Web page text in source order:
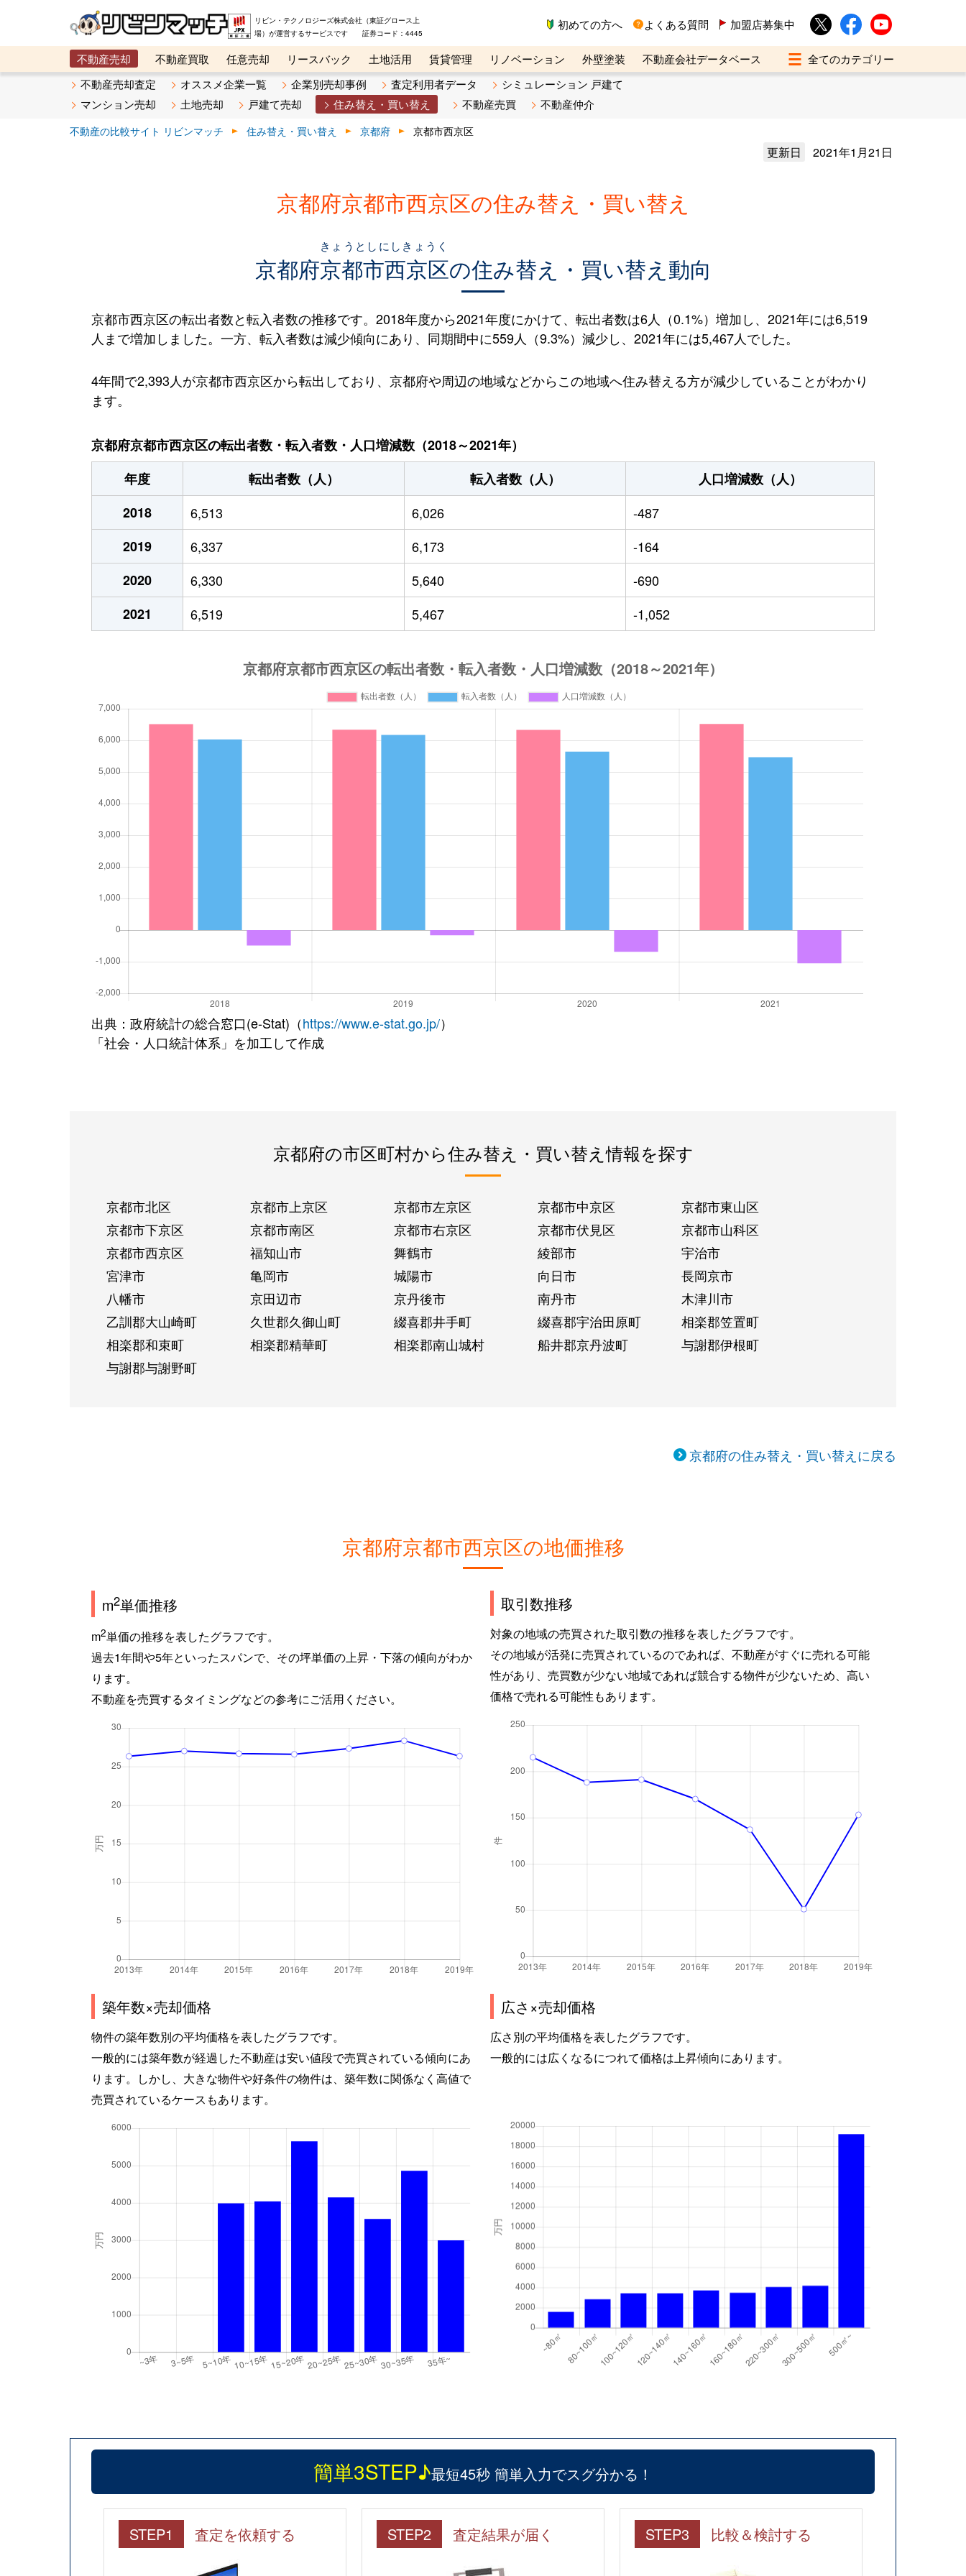
リビン・テクノロジーズ株式会社（東証グロース上
場）が運営するサービスです 証券コード：4445
初めての方へ よくある質問 加盟店募集中
不動産売却 不動産買取 任意売却 リースバック 土地活用 賃貸管理 リノベーション 外壁塗装
不動産会社データベース
メタ住宅展示場
ベスト不動産カンパニー オンライン講座 リビンマガジンBiz 不動産売却ご相談デスク
不動産売却査定 オススメ企業一覧 企業別売却事例 査定利用者データ
シミュレーション 戸建て
マンション売却
土地売却 戸建て売却 住み替え・買い替え 不動産売買 不動産仲介
不動産の比較サイト リビンマッチ 住み替え・買い替え 京都府 京都市西京区
更新日 2021年1月21日
京都府京都市西京区の住み替え・買い替え
京都府京都市西京区
きょうとしにしきょうく
の住み替え・買い替え動向
京都市西京区の転出者数と転入者数の推移です。2018年度から2021年度にかけて、転出者数は6人（0.1%）増加し、2021年には6,519
人まで増加しました。一方、転入者数は減少傾向にあり、同期間中に559人（9.3%）減少し、2021年には5,467人でした。
4年間で2,393人が京都市西京区から転出しており、京都府や周辺の地域などからこの地域へ住み替える方が減少していることがわかり
ます。
京都府京都市西京区の転出者数・転入者数・人口増減数（2018～2021年）
年度
転出者数（人） 転入者数（人）
人口増減数（人）
2018
6,513 6,026
-487
2019
6,337 6,173
-164
2020
6,330 5,640
-690
2021
6,519 5,467 -1,052
出典：政府統計の総合窓口(e-Stat)（https://www.e-stat.go.jp/）
「社会・人口統計体系」を加工して作成
京都府の市区町村から住み替え・買い替え情報を探す
京都市北区 京都市上京区 京都市左京区 京都市中京区
京都市東山区
京都市下京区
京都市南区 京都市右京区 京都市伏見区
京都市山科区
京都市西京区
福知山市 舞鶴市 綾部市
宇治市
宮津市
亀岡市 城陽市 向日市
長岡京市
八幡市
京田辺市 京丹後市 南丹市
木津川市
乙訓郡大山崎町
久世郡久御山町 綴喜郡井手町 綴喜郡宇治田原町
相楽郡笠置町
相楽郡和束町
相楽郡精華町 相楽郡南山城村 船井郡京丹波町
与謝郡伊根町
与謝郡与謝野町
京都府の住み替え・買い替えに戻る
京都府京都市西京区の地価推移
m2単価推移
m2単価の推移を表したグラフです。
過去1年間や5年といったスパンで、その坪単価の上昇・下落の傾向がわか
ります。
不動産を売買するタイミングなどの参考にご活用ください。
取引数推移
対象の地域の売買された取引数の推移を表したグラフです。
その地域が活発に売買されているのであれば、不動産がすぐに売れる可能
性があり、売買数が少ない地域であれば競合する物件が少ないため、高い
価格で売れる可能性もあります。
築年数×売却価格
物件の築年数別の平均価格を表したグラフです。
一般的には築年数が経過した不動産は安い値段で売買されている傾向にあ
ります。しかし、大きな物件や好条件の物件は、築年数に関係なく高値で
売買されているケースもあります。
広さ×売却価格
広さ別の平均価格を表したグラフです。
一般的には広くなるにつれて価格は上昇傾向にあります。
簡単3STEP♪最短45秒 簡単入力でスグ分かる！
STEP1 査定を依頼する STEP2 査定結果が届く STEP3 比較＆検討する